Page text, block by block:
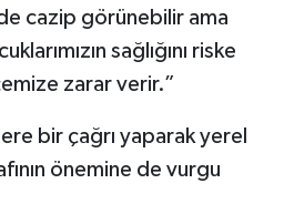
cazip görünebilir ama
sağlığını riske
zarar verir.”
bir çağrı yaparak yerel
önemine de vurgu